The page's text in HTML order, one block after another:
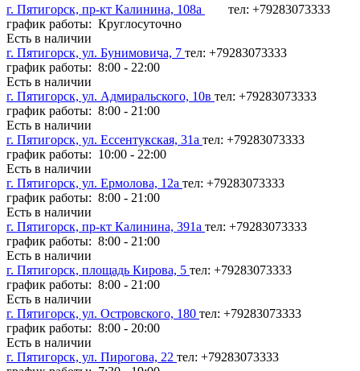
г. Пятигорск, пр-кт Калинина, 108а
тел: +79283073333
график работы: Круглосуточно
Есть в наличии
г. Пятигорск, ул. Бунимовича, 7 тел: +79283073333
график работы: 8:00 - 22:00
Есть в наличии
г. Пятигорск, ул. Адмиральского, 10в тел: +79283073333
график работы: 8:00 - 21:00
Есть в наличии
г. Пятигорск, ул. Ессентукская, 31а тел: +79283073333
график работы: 10:00 - 22:00
Есть в наличии
г. Пятигорск, ул. Ермолова, 12а тел: +79283073333
график работы: 8:00 - 21:00
Есть в наличии
г. Пятигорск, пр-кт Калинина, 391а тел: +79283073333
график работы: 8:00 - 21:00
Есть в наличии
г. Пятигорск, площадь Кирова, 5 тел: +79283073333
график работы: 8:00 - 21:00
Есть в наличии
г. Пятигорск, ул. Островского, 180 тел: +79283073333
график работы: 8:00 - 20:00
Есть в наличии
г. Пятигорск, ул. Пирогова, 22 тел: +79283073333